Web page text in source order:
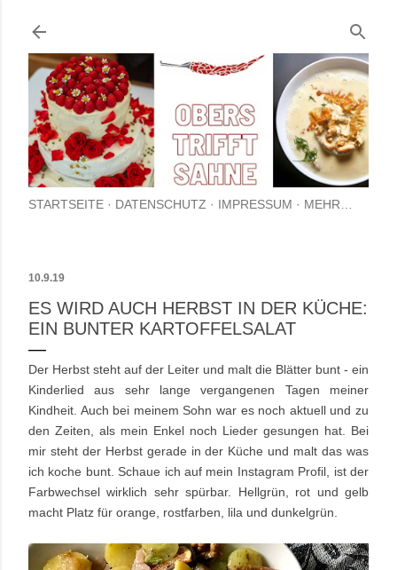
STARTSEITE DATENSCHUTZ IMPRESSUM MEHR…
10.9.19
ES WIRD AUCH HERBST IN DER KÜCHE:
EIN BUNTER KARTOFFELSALAT
Der Herbst steht auf der Leiter und malt die Blätter bunt - ein
Kinderlied aus sehr lange vergangenen Tagen meiner
Kindheit. Auch bei meinem Sohn war es noch aktuell und zu
den Zeiten, als mein Enkel noch Lieder gesungen hat. Bei
mir steht der Herbst gerade in der Küche und malt das was
ich koche bunt. Schaue ich auf mein Instagram Profil, ist der
Farbwechsel wirklich sehr spürbar. Hellgrün, rot und gelb
macht Platz für orange, rostfarben, lila und dunkelgrün.